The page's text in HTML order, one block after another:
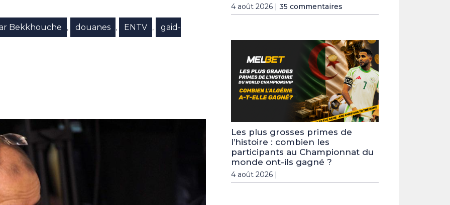
Bekkhouche , douanes , ENTV ,
gaid-
4 août 2026 | 35 commentaires
Les plus grosses primes de
l’histoire : combien les
participants au Championnat du
monde ont-ils gagné ?
4 août 2026 |